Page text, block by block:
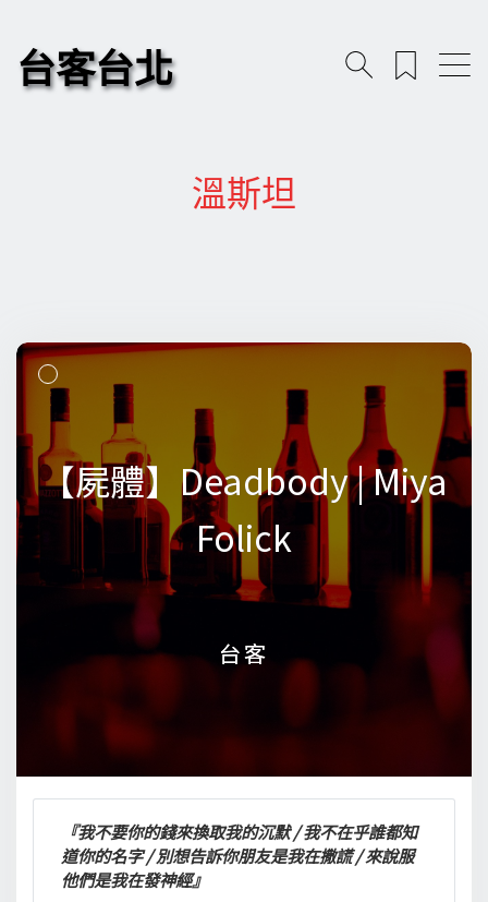
台客台北
溫斯坦
【屍體】Deadbody | Miya
Folick
台客
【屍體】Deadbody | Miya
Folick
台客
『我不要你的錢來換取我的沉默 / 我不在乎誰都知
道你的名字 / 別想告訴你朋友是我在撒謊 / 來說服
他們是我在發神經』